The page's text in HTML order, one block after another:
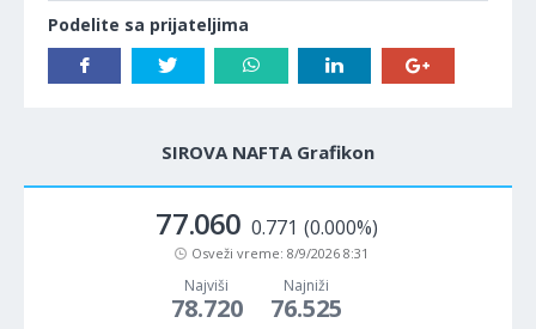
Podelite sa prijateljima
SIROVA NAFTA Grafikon
77.060 0.771 (0.000%)
Osveži vreme: 8/9/2026 8:31
Najviši
78.720
Najniži
76.525